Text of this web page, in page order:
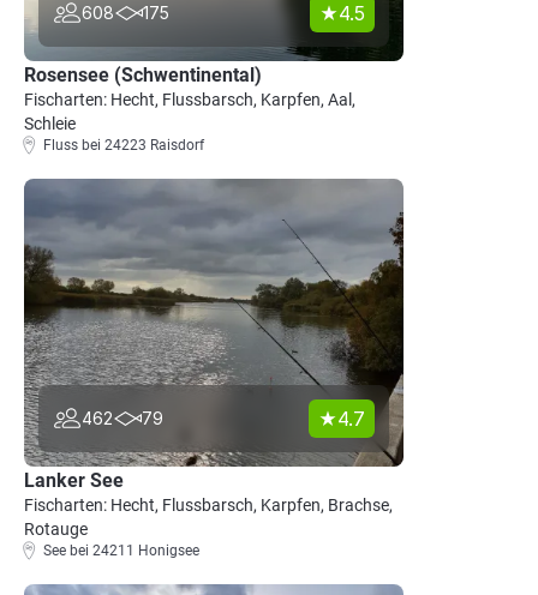
608 175 4.5
Rosensee (Schwentinental)
Fischarten: Hecht, Flussbarsch, Karpfen, Aal,
Schleie
Fluss bei 24223 Raisdorf
462 79 4.7
Lanker See
Fischarten: Hecht, Flussbarsch, Karpfen, Brachse,
Rotauge
See bei 24211 Honigsee